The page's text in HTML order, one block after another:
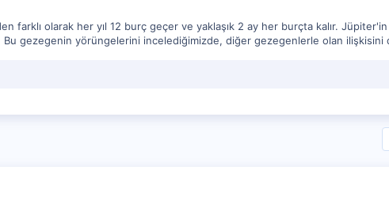
farklı olarak her yıl 12 burç geçer ve yaklaşık 2 ay her burçta kalır. Jüpiter'in
Bu gezegenin yörüngelerini incelediğimizde, diğer gezegenlerle olan ilişkisini